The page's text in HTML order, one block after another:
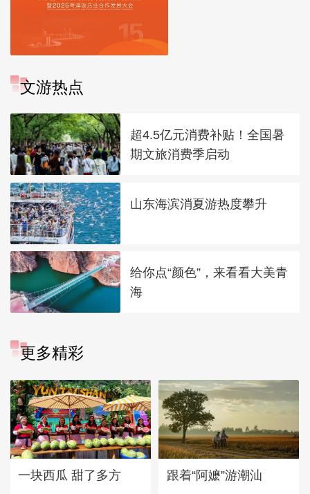
文游热点
超4.5亿元消费补贴！全国暑
期文旅消费季启动
山东海滨消夏游热度攀升
给你点“颜色”，来看看大美青
海
更多精彩
一块西瓜 甜了多方 跟着“阿嬷”游潮汕